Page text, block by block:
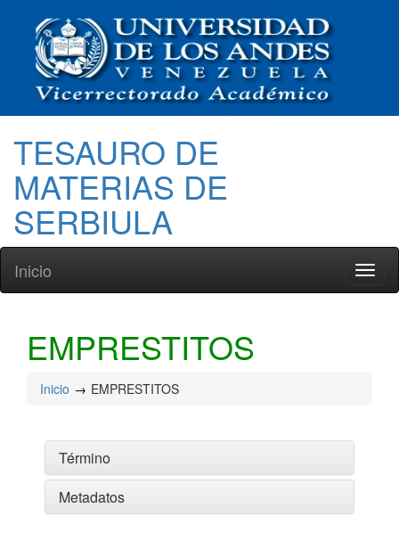
TESAURO DE
MATERIAS DE
SERBIULA
Inicio
EMPRESTITOS
Inicio EMPRESTITOS
Término
Metadatos